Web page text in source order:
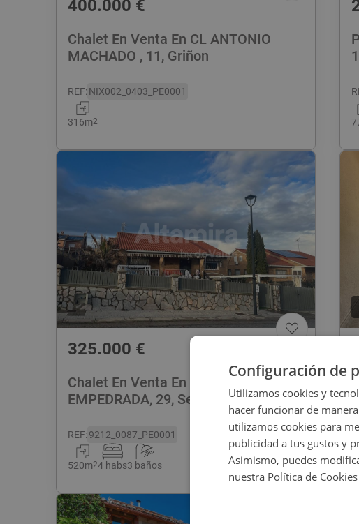
400.000 €
Chalet En Venta En CL ANTONIO
MACHADO , 11, Griñon
REF:NIX002_0403_PE0001
316m2
325.000 €
Chalet En Venta En CL FUENTE
EMPEDRADA, 29, Sevilla La Nueva
REF:9212_0087_PE0001
520m24 habs3 baños
Configuración de
Utilizamos cookies y
hacer funcionar de
utilizamos cookies para
publicidad a tus gustos y
Asimismo, puedes
nuestra Política de